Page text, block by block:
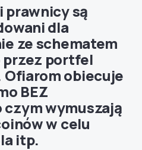
prawnicy są
dla
ze schematem
portfel
obiecuje
BEZ
czym wymuszają
w celu
itp.